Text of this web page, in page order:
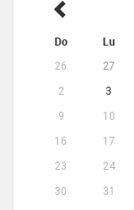
Do Lu
26 27
2
3
9
10
16
17
23
24
30
31